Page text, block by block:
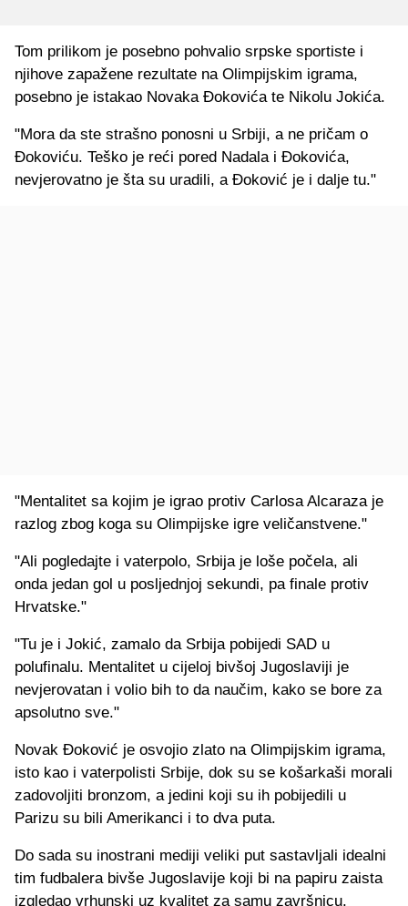
Tom prilikom je posebno pohvalio srpske sportiste i
njihove zapažene rezultate na Olimpijskim igrama,
posebno je istakao Novaka Đokovića te Nikolu Jokića.
"Mora da ste strašno ponosni u Srbiji, a ne pričam o
Đokoviću. Teško je reći pored Nadala i Đokovića,
nevjerovatno je šta su uradili, a Đoković je i dalje tu."
"Mentalitet sa kojim je igrao protiv Carlosa Alcaraza je
razlog zbog koga su Olimpijske igre veličanstvene."
"Ali pogledajte i vaterpolo, Srbija je loše počela, ali
onda jedan gol u posljednjoj sekundi, pa finale protiv
Hrvatske."
"Tu je i Jokić, zamalo da Srbija pobijedi SAD u
polufinalu. Mentalitet u cijeloj bivšoj Jugoslaviji je
nevjerovatan i volio bih to da naučim, kako se bore za
apsolutno sve."
Novak Đoković je osvojio zlato na Olimpijskim igrama,
isto kao i vaterpolisti Srbije, dok su se košarkaši morali
zadovoljiti bronzom, a jedini koji su ih pobijedili u
Parizu su bili Amerikanci i to dva puta.
Do sada su inostrani mediji veliki put sastavljali idealni
tim fudbalera bivše Jugoslavije koji bi na papiru zaista
izgledao vrhunski uz kvalitet za samu završnicu.